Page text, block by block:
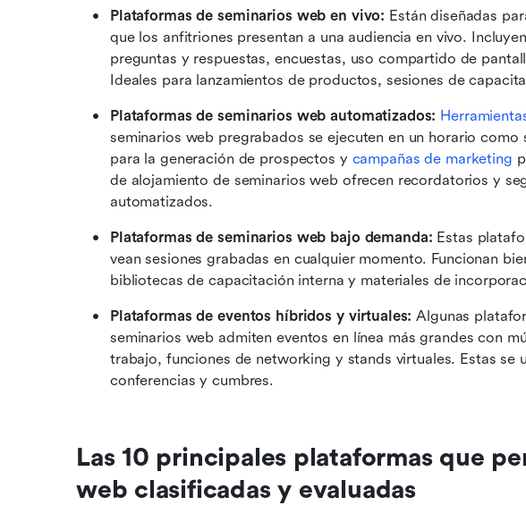
Plataformas de seminarios web en vivo: Están diseñadas
que los anfitriones presentan a una audiencia en vivo.
preguntas y respuestas, encuestas, uso compartido de
Ideales para lanzamientos de productos, sesiones de
Plataformas de seminarios web automatizados:
seminarios web pregrabados se ejecuten en un horario como
para la generación de prospectos y campañas de marketing
de alojamiento de seminarios web ofrecen recordatorios y
automatizados.
Plataformas de seminarios web bajo demanda: Estas
vean sesiones grabadas en cualquier momento. Funcionan
bibliotecas de capacitación interna y materiales de
Plataformas de eventos híbridos y virtuales: Algunas
seminarios web admiten eventos en línea más grandes con
trabajo, funciones de networking y stands virtuales. Estas se
conferencias y cumbres.
Las 10 principales plataformas que
web clasificadas y evaluadas